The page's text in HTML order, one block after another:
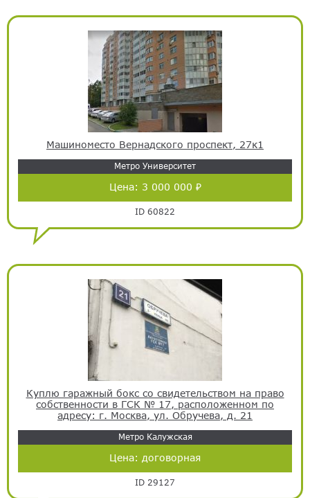
Машиноместо Вернадского проспект, 27к1
Метро Университет
Цена: 3 000 000 ₽
ID 60822
Куплю гаражный бокс со свидетельством на право
собственности в ГСК № 17, расположенном по
адресу: г. Москва, ул. Обручева, д. 21
Метро Калужская
Цена: договорная
ID 29127